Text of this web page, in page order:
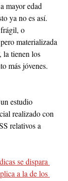
mayor edad
ya no es así.
o
materializada
la tienen los
más jóvenes.
estudio
realizado con
relativos a
se dispara
a la de los